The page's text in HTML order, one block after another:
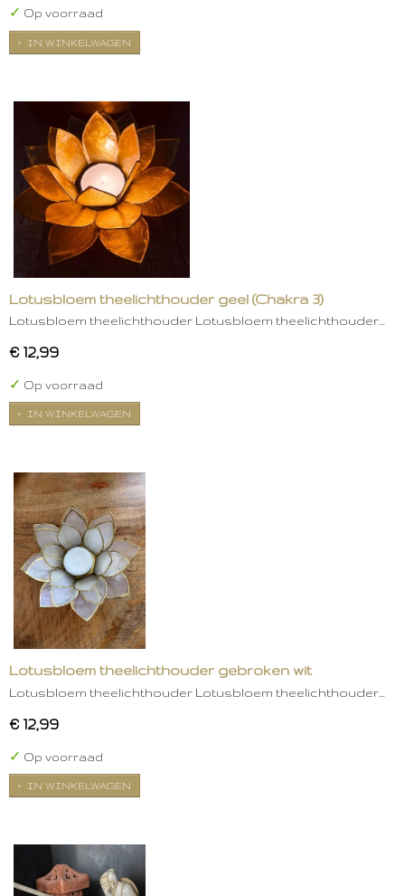
✓ Op voorraad
IN WINKELWAGEN
Lotusbloem theelichthouder geel (Chakra 3)
Lotusbloem theelichthouder Lotusbloem theelichthouder…
€ 12,99
✓ Op voorraad
IN WINKELWAGEN
Lotusbloem theelichthouder gebroken wit
Lotusbloem theelichthouder Lotusbloem theelichthouder…
€ 12,99
✓ Op voorraad
IN WINKELWAGEN